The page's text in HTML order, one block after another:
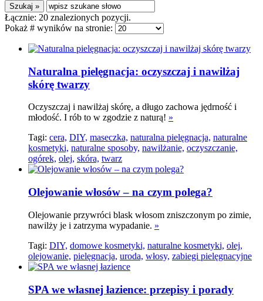
Łącznie: 20 znalezionych pozycji.
Pokaż # wyników na stronie:
Naturalna pielęgnacja: oczyszczaj i nawilżaj
skórę twarzy
Oczyszczaj i nawilżaj skórę, a długo zachowa jędrność i
młodość. I rób to w zgodzie z naturą! »
Tagi: cera, DIY, maseczka, naturalna pielęgnacja, naturalne
kosmetyki, naturalne sposoby, nawilżanie, oczyszczanie,
ogórek, olej, skóra, twarz
Olejowanie włosów – na czym polega?
Olejowanie przywróci blask włosom zniszczonym po zimie,
nawilży je i zatrzyma wypadanie. »
Tagi: DIY, domowe kosmetyki, naturalne kosmetyki, olej,
olejowanie, pielęgnacja, uroda, włosy, zabiegi pielęgnacyjne
SPA we własnej łazience: przepisy i porady